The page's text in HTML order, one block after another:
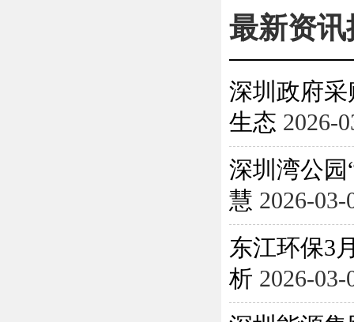
最新资讯
深圳政府
生态 2026-
深圳湾公
慧 2026-03-
东江环保3
析 2026-03-